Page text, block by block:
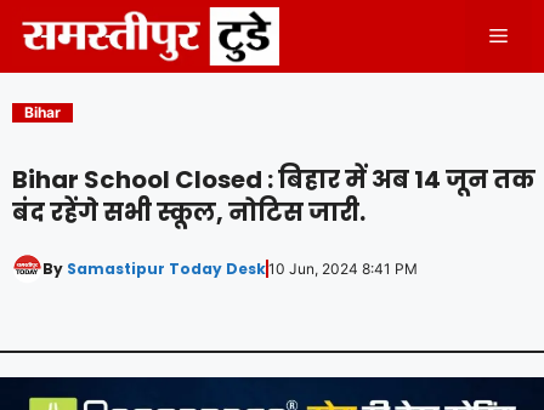
content
Bihar
Bihar School Closed : बिहार में अब 14 जून तक
बंद रहेंगे सभी स्कूल, नोटिस जारी.
By Samastipur Today Desk10 Jun, 2024 8:41 PM